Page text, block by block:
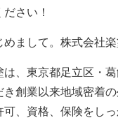
ださい！
めまして。株式会社
は、東京都足立区・
き創業以来地域密着
可、資格、保険をし